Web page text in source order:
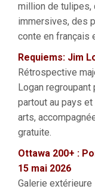
million de
immersives, des
conte en français
Requiems: Jim
Rétrospective
Logan
partout au pays
arts,
gratuite.
Ottawa 200+ :
15 mai 2026
Galerie